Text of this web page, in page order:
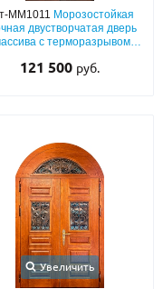
- до 19:00
41
M.RU
ММ1011 Морозостойкая
двустворчатая дверь
с терморазрывом и
121 500 руб.
Увеличить